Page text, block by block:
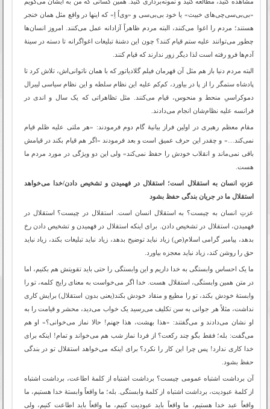
«بی‌بی‌سی‌چی‌های خبیث» یا خود بی‌بی‌سی و «وی‌اُ اِ» که اینها در واقع مثل همان خنجر
هستند؛ مردم را اغوا می‌کنند، البته مردم ظاهراً آزادانه عمل می‌کنند. امروز انسان‌ها
چطور می‌توانند علیه ستم قیام کنند؟ چون این دشنۀ تبلیغات اغواگرانه تا دسته در سینۀ
آدم‌ها فرو رفته است لذا دیگر زور ندارند که قیام کنند.
البته مردم دنیا باز هم مثل آن قهرمان فیلم گلادیاتور که با همان ناتوانی‌اش، تلاش کرد تا
پادشاه ستمگر را از پا در بیاورد، کم‌کم علیه این نظام سلطه و این نظام سیاسی لیبرال
دموکراسیِ منحط و منحوس، قیام می‌کنند. مثل تظاهراتی که یک سال و اندی در
فرانسه علیه نظام‌شان انجام می‌دادند.
مقام معظم رهبری در اولین فراز بیانیۀ گام دوم فرمودند: «هر ملتی علیه ظلم قیام
نمی‌کند…» و چقدر این حرف عمیق است و بعد فرمودند «اگر هم قیام بکند در قیامش
باقی نمی‌ماند و انقلاب خودش را حفظ نمی‌کند» ولی این دو ویژگی در مورد مردم ما
هست.
عزتِ انسان به استقلال است؛ استقلال در فهمیدن و تشخیص دادن/خدا می‌خواهد
استقلال ما در جریان بندگی حفظ بشود
عزتِ انسان به چیست؟ به استقلال انسان است. استقلال در چیست؟ استقلال در
فهمیدن، استقلال در تشخیص دادن. برای اینکه استقلال در فهمیدن و تشخیص دادن رخ
بدهد، پیامبر گرامی اسلام(ص) زیاد نباید توضیح بدهد، زیاد نباید تبلیغات بکند، زیاد نباید
حق را روشن کند، زیاد نباید معجزه بیاورد.
ما یک احساس وابستگی به خدا داریم و این وابستگی را حتی باید تقویتش هم بکنیم، اما
در متن همین وابستگی، استقلال هست. خدا اگر می‌خواست به معنای رایج کلمه، تو را
وابستۀ خودش بکند، تو را مطیع و منقاد خودش بکند(یعنی بدون استقلال) برایش کاری
نداشت، مثلاً هر جوانی به سن تکلیف می‌رسید یک خواب می‌‌دید، محشر و قیامت را به
او نشان می‌دادند و می‌گفتند: «هذا بهشت، هذا جهنم! حالا نماز می‌خوانی؟» او هم
می‌گفت: بله؛ فقط بگو چند رکعت؟ از فردا نماز شب هم می‌خواند و تمام! اینکه برای
خدا کاری ندارد! پس چرا این کار را نکرد؟ برای اینکه می‌خواهد استقلال تو در بندگی
حفظ بشود.
آن برداشت اشتباه عمومی چیست؟ برداشت اشتباه از کلمۀ اطاعت، برداشت اشتباه
از کلمۀ عبودیت، برداشت اشتباه از کلمۀ وابستگی. بله؛ ما واقعاً وابستۀ خدا هستیم، ما
واقعاً عبد خدا هستیم، ما واقعاً باید عبودیت کنیم، ما واقعاً باید اطاعت کنیم، ولی